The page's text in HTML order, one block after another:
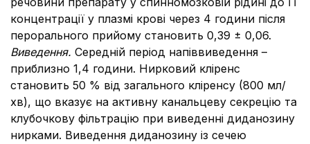
концентрації у плазмі крові через 4 години після
перорального прийому становить 0,39 ± 0,06.
Виведення. Середній період напіввиведення –
приблизно 1,4 години. Нирковий кліренс
становить 50 % від загального кліренсу (800 мл/
хв), що вказує на активну канальцеву секрецію та
клубочкову фільтрацію при виведенні диданозину
нирками. Виведення диданозину із сечею